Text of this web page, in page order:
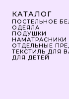
КАТАЛОГ
ПОСТЕЛЬНОЕ
ОДЕЯЛА
ПОДУШКИ
НАМАТРАСНИКИ
ОТДЕЛЬНЫЕ
ТЕКСТИЛЬ ДЛЯ
ДЛЯ ДЕТЕЙ